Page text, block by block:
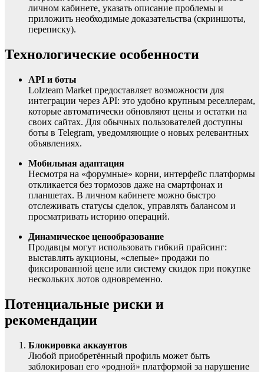
личном кабинете, указать описание проблемы и
приложить необходимые доказательства (скриншоты,
переписку).
Технологические особенности
API и боты
Lolzteam Market предоставляет возможности для
интеграции через API: это удобно крупным реселлерам,
которые автоматически обновляют цены и остатки на
своих сайтах. Для обычных пользователей доступны
боты в Telegram, уведомляющие о новых релевантных
объявлениях.
Мобильная адаптация
Несмотря на «форумные» корни, интерфейс платформы
откликается без тормозов даже на смартфонах и
планшетах. В личном кабинете можно быстро
отслеживать статусы сделок, управлять балансом и
просматривать историю операций.
Динамическое ценообразование
Продавцы могут использовать гибкий прайсинг:
выставлять аукционы, «слепые» продажи по
фиксированной цене или систему скидок при покупке
нескольких лотов одновременно.
Потенциальные риски и
рекомендации
Блокировка аккаунтов
Любой приобретённый профиль может быть
заблокирован его «родной» платформой за нарушение